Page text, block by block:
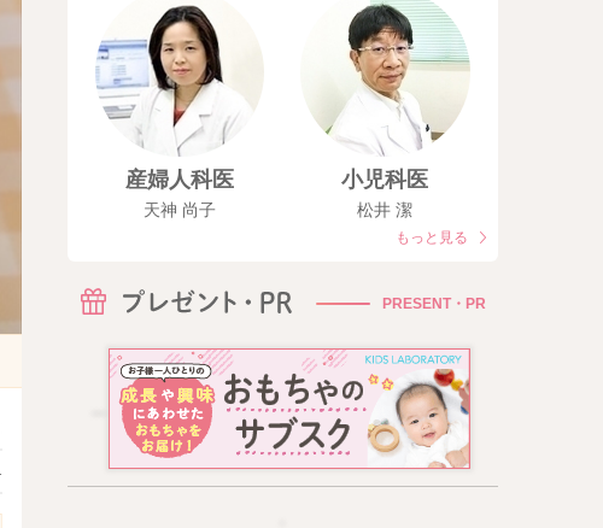
産婦人科医
天神 尚子
小児科医
松井 潔
もっと見る
PRESENT・PR